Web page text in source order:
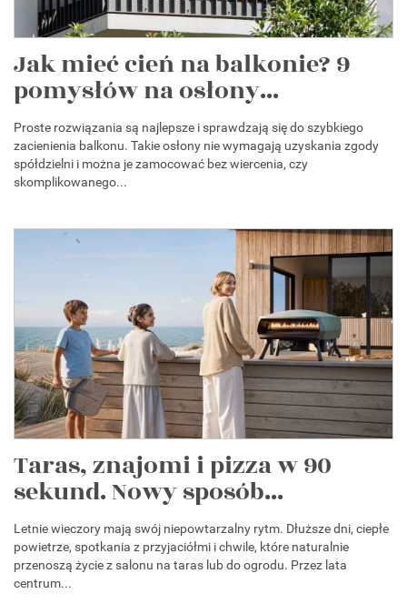
Jak mieć cień na balkonie? 9
pomysłów na osłony...
Proste rozwiązania są najlepsze i sprawdzają się do szybkiego
zacienienia balkonu. Takie osłony nie wymagają uzyskania zgody
spółdzielni i można je zamocować bez wiercenia, czy
skomplikowanego...
Taras, znajomi i pizza w 90
sekund. Nowy sposób...
Letnie wieczory mają swój niepowtarzalny rytm. Dłuższe dni, ciepłe
powietrze, spotkania z przyjaciółmi i chwile, które naturalnie
przenoszą życie z salonu na taras lub do ogrodu. Przez lata
centrum...